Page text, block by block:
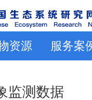
资源 服务案
监测数据